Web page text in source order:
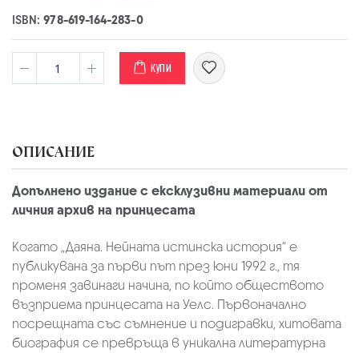
ISBN:978-619-164-283-0
КУПИ
ОПИСАНИЕ
Допълнено издание с ексклузивни материали от
личния архив на принцесата
Когато „Даяна. Нейната истинска история“ е
публикувана за първи път през юни 1992 г., тя
променя завинаги начина, по който обществото
възприема принцесата на Уелс. Първоначално
посрещната със съмнение и подигравки, хитовата
биография се превръща в уникална литературна